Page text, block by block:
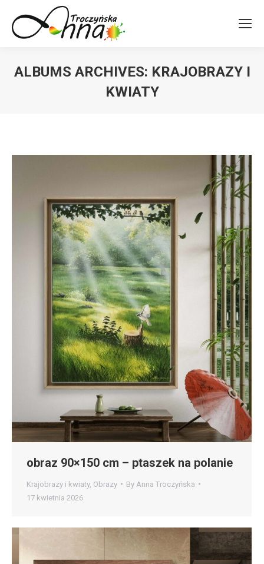
ALBUMS ARCHIVES: KRAJOBRAZY I
KWIATY
obraz 90×150 cm – ptaszek na polanie
Krajobrazy i kwiaty, Obrazy By Anna Troczyńska
17 kwietnia 2026